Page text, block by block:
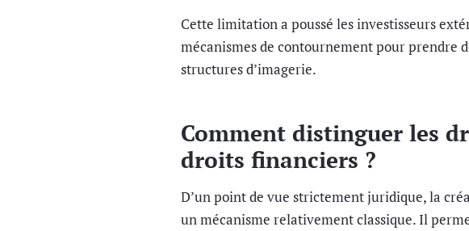
Cette limitation a poussé les investisseurs
mécanismes de contournement pour prendre
structures d’imagerie.
Comment distinguer les
droits financiers ?
D’un point de vue strictement juridique, la
un mécanisme relativement classique. Il